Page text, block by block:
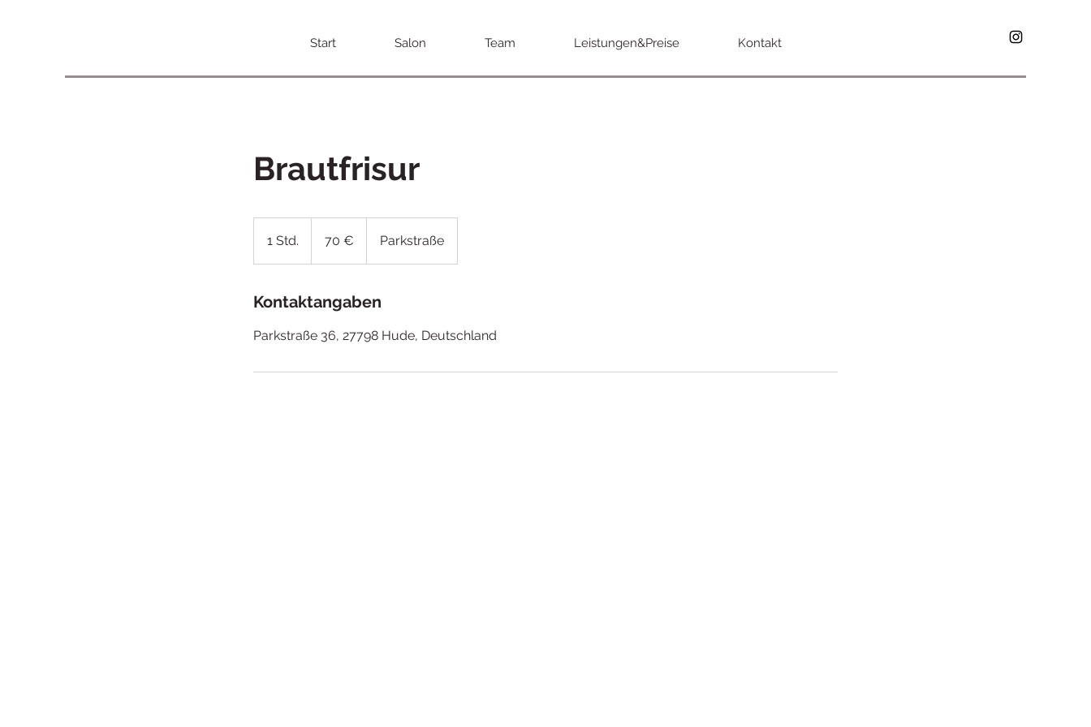
Start Salon Team Leistungen&Preise Kontakt
Brautfrisur
1 Std.
S
d
70 € Parkstraße
Kontaktangaben
Parkstraße 36, 27798 Hude, Deutschland